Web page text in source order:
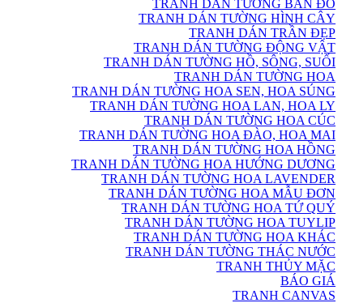
TRANH DÁN TƯỜNG BẢN ĐỒ
TRANH DÁN TƯỜNG HÌNH CÂY
TRANH DÁN TRẦN ĐẸP
TRANH DÁN TƯỜNG ĐỘNG VẬT
TRANH DÁN TƯỜNG HỒ, SÔNG, SUỐI
TRANH DÁN TƯỜNG HOA
TRANH DÁN TƯỜNG HOA SEN, HOA SÚNG
TRANH DÁN TƯỜNG HOA LAN, HOA LY
TRANH DÁN TƯỜNG HOA CÚC
TRANH DÁN TƯỜNG HOA ĐÀO, HOA MAI
TRANH DÁN TƯỜNG HOA HỒNG
TRANH DÁN TƯỜNG HOA HƯỚNG DƯƠNG
TRANH DÁN TƯỜNG HOA LAVENDER
TRANH DÁN TƯỜNG HOA MẪU ĐƠN
TRANH DÁN TƯỜNG HOA TỨ QUÝ
TRANH DÁN TƯỜNG HOA TUYLIP
TRANH DÁN TƯỜNG HOA KHÁC
TRANH DÁN TƯỜNG THÁC NƯỚC
TRANH THỦY MẶC
BÁO GIÁ
TRANH CANVAS